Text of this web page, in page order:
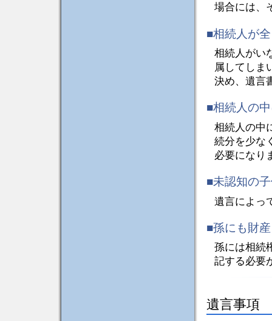
場合には、
■相続人が
相続人がい
属してしま
決め、遺言
■相続人の
相続人の中
続分を少な
必要になり
■未認知の
遺言によっ
■孫にも財
孫には相続
記する必要
遺言事項